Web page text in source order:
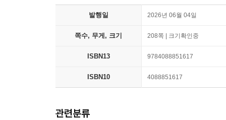
발행일 2026년 06월 04일
쪽수, 무게, 크기 208쪽 | 크기확인중
ISBN13 9784088851617
ISBN10 4088851617
관련분류